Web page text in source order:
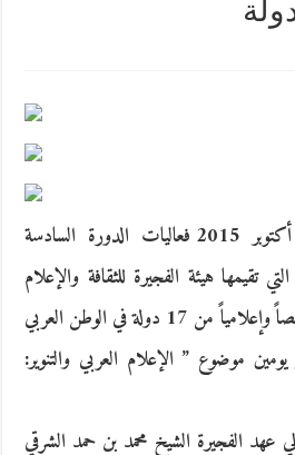
تنطلق غداً الأربعاء 7 أكتوبر 2015 فعاليات الدورة السادسة
تقيمها هيئة الفجيرة للثقافة والإعلام
بمشاركة أكثر من 50 متخصصاً وإعلامياً من 17 دولة في الوطن العربي
موضوع ” الإعلام العربي والتنوير:
عهد الفجيرة الشيخ محمد بن حمد الشرقي